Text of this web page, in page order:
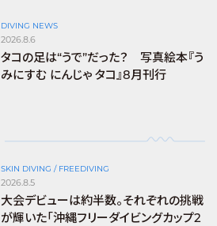
DIVING NEWS
2026.8.6
タコの足は“うで”だった？ 写真絵本『う
みにすむ にんじゃ タコ』8月刊行
SKIN DIVING / FREEDIVING
2026.8.5
大会デビューは約半数。それぞれの挑戦
が輝いた「沖縄フリーダイビングカップ2